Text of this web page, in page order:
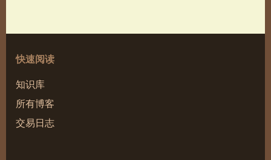
快速阅读
知识库
所有博客
交易日志